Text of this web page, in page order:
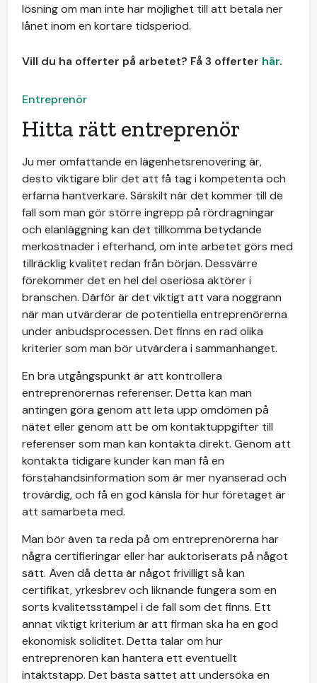
lösning om man inte har möjlighet till att betala ner
lånet inom en kortare tidsperiod.
Vill du ha offerter på arbetet? Få 3 offerter här.
Entreprenör
Hitta rätt entreprenör
Ju mer omfattande en lägenhetsrenovering är,
desto viktigare blir det att få tag i kompetenta och
erfarna hantverkare. Särskilt när det kommer till de
fall som man gör större ingrepp på rördragningar
och elanläggning kan det tillkomma betydande
merkostnader i efterhand, om inte arbetet görs med
tillräcklig kvalitet redan från början. Dessvärre
förekommer det en hel del oseriösa aktörer i
branschen. Därför är det viktigt att vara noggrann
när man utvärderar de potentiella entreprenörerna
under anbudsprocessen. Det finns en rad olika
kriterier som man bör utvärdera i sammanhanget.
En bra utgångspunkt är att kontrollera
entreprenörernas referenser. Detta kan man
antingen göra genom att leta upp omdömen på
nätet eller genom att be om kontaktuppgifter till
referenser som man kan kontakta direkt. Genom att
kontakta tidigare kunder kan man få en
förstahandsinformation som är mer nyanserad och
trovärdig, och få en god känsla för hur företaget är
att samarbeta med.
Man bör även ta reda på om entreprenörerna har
några certifieringar eller har auktoriserats på något
sätt. Även då detta är något frivilligt så kan
certifikat, yrkesbrev och liknande fungera som en
sorts kvalitetsstämpel i de fall som det finns. Ett
annat viktigt kriterium är att firman ska ha en god
ekonomisk soliditet. Detta talar om hur
entreprenören kan hantera ett eventuellt
intäktstapp. Det bästa sättet att undersöka en